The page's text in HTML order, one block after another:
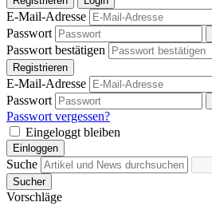
E-Mail-Adresse
Passwort
Passwort bestätigen
Registrieren
E-Mail-Adresse
Passwort
Passwort vergessen?
Eingeloggt bleiben
Einloggen
Suche
Sucher
Vorschläge